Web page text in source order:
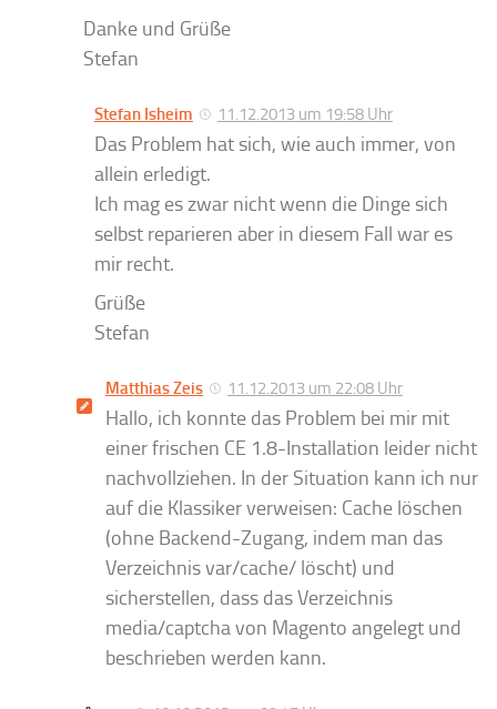
Danke und Grüße
Stefan
Stefan Isheim 11.12.2013 um 19:58 Uhr
Das Problem hat sich, wie auch immer, von
allein erledigt.
Ich mag es zwar nicht wenn die Dinge sich
selbst reparieren aber in diesem Fall war es
mir recht.
Grüße
Stefan
Matthias Zeis 11.12.2013 um 22:08 Uhr
Hallo, ich konnte das Problem bei mir mit
einer frischen CE 1.8-Installation leider nicht
nachvollziehen. In der Situation kann ich nur
auf die Klassiker verweisen: Cache löschen
(ohne Backend-Zugang, indem man das
Verzeichnis var/cache/ löscht) und
sicherstellen, dass das Verzeichnis
media/captcha von Magento angelegt und
beschrieben werden kann.